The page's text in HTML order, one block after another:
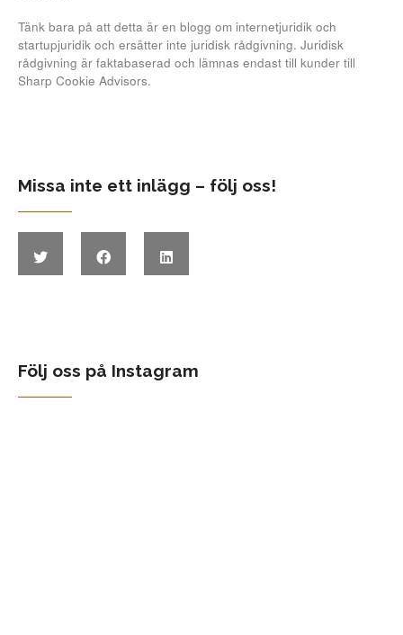
Tänk bara på att detta är en blogg om internetjuridik och
startupjuridik och ersätter inte juridisk rådgivning. Juridisk
rådgivning är faktabaserad och lämnas endast till kunder till
Sharp Cookie Advisors.
Missa inte ett inlägg – följ oss!
Följ oss på Instagram